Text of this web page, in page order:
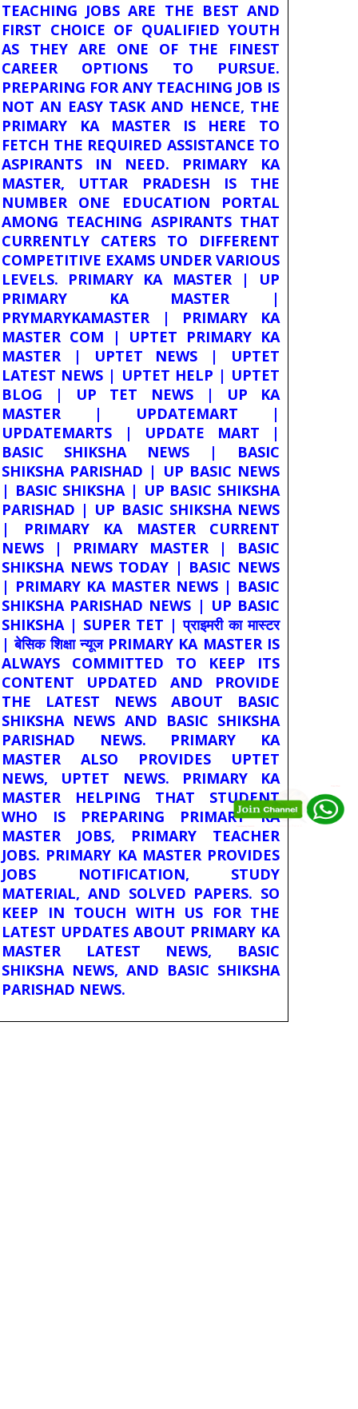
TEACHING JOBS ARE THE BEST AND
FIRST CHOICE OF QUALIFIED YOUTH
AS THEY ARE ONE OF THE FINEST
CAREER OPTIONS TO PURSUE.
PREPARING FOR ANY TEACHING JOB IS
NOT AN EASY TASK AND HENCE, THE
PRIMARY KA MASTER IS HERE TO
FETCH THE REQUIRED ASSISTANCE TO
ASPIRANTS IN NEED. PRIMARY KA
MASTER, UTTAR PRADESH IS THE
NUMBER ONE EDUCATION PORTAL
AMONG TEACHING ASPIRANTS THAT
CURRENTLY CATERS TO DIFFERENT
COMPETITIVE EXAMS UNDER VARIOUS
LEVELS. PRIMARY KA MASTER | UP
PRIMARY KA MASTER |
PRYMARYKAMASTER | PRIMARY KA
MASTER COM | UPTET PRIMARY KA
MASTER | UPTET NEWS | UPTET
LATEST NEWS | UPTET HELP | UPTET
BLOG | UP TET NEWS | UP KA
MASTER | UPDATEMART |
UPDATEMARTS | UPDATE MART |
BASIC SHIKSHA NEWS | BASIC
SHIKSHA PARISHAD | UP BASIC NEWS
| BASIC SHIKSHA | UP BASIC SHIKSHA
PARISHAD | UP BASIC SHIKSHA NEWS
| PRIMARY KA MASTER CURRENT
NEWS | PRIMARY MASTER | BASIC
SHIKSHA NEWS TODAY | BASIC NEWS
| PRIMARY KA MASTER NEWS | BASIC
SHIKSHA PARISHAD NEWS | UP BASIC
SHIKSHA | SUPER TET | प्राइमरी का मास्टर
| बेसिक शिक्षा न्यूज PRIMARY KA MASTER IS
ALWAYS COMMITTED TO KEEP ITS
CONTENT UPDATED AND PROVIDE
THE LATEST NEWS ABOUT BASIC
SHIKSHA NEWS AND BASIC SHIKSHA
PARISHAD NEWS. PRIMARY KA
MASTER ALSO PROVIDES UPTET
NEWS, UPTET NEWS. PRIMARY KA
MASTER HELPING THAT STUDENT
WHO IS PREPARING PRIMARY KA
MASTER JOBS, PRIMARY TEACHER
JOBS. PRIMARY KA MASTER PROVIDES
JOBS NOTIFICATION, STUDY
MATERIAL, AND SOLVED PAPERS. SO
KEEP IN TOUCH WITH US FOR THE
LATEST UPDATES ABOUT PRIMARY KA
MASTER LATEST NEWS, BASIC
SHIKSHA NEWS, AND BASIC SHIKSHA
PARISHAD NEWS.